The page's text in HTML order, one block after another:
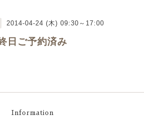
2014-04-24 (木) 09:30～17:00
日ご予約済み
Information